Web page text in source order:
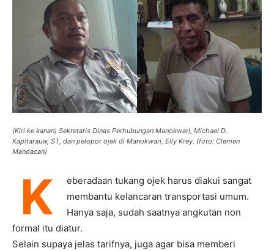
(Kiri ke kanan) Sekretaris Dinas Perhubungan Manokwari, Michael D.
Kapitarauw, ST, dan pelopor ojek di Manokwari, Elly Krey. (foto: Clemen
Mandacan)
K
eberadaan tukang ojek harus diakui sangat
membantu kelancaran transportasi umum.
Hanya saja, sudah saatnya angkutan non
formal itu diatur.
Selain supaya jelas tarifnya, juga agar bisa memberi